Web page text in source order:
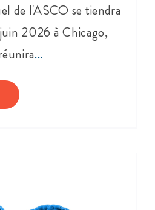
de l'ASCO se tiendra
2026 à Chicago,
...